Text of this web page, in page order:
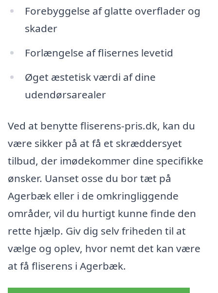
Forebyggelse af glatte overflader og
skader
Forlængelse af flisernes levetid
Øget æstetisk værdi af dine
udendørsarealer
Ved at benytte fliserens-pris.dk, kan du
være sikker på at få et skræddersyet
tilbud, der imødekommer dine specifikke
ønsker. Uanset osse du bor tæt på
Agerbæk eller i de omkringliggende
områder, vil du hurtigt kunne finde den
rette hjælp. Giv dig selv friheden til at
vælge og oplev, hvor nemt det kan være
at få fliserens i Agerbæk.